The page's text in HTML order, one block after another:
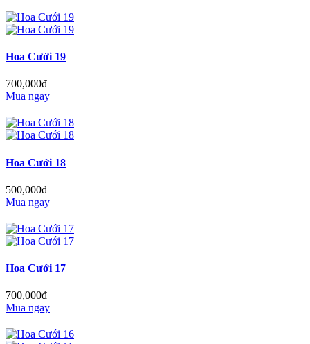
Hoa Cưới 19
700,000đ
Mua ngay
Hoa Cưới 18
500,000đ
Mua ngay
Hoa Cưới 17
700,000đ
Mua ngay